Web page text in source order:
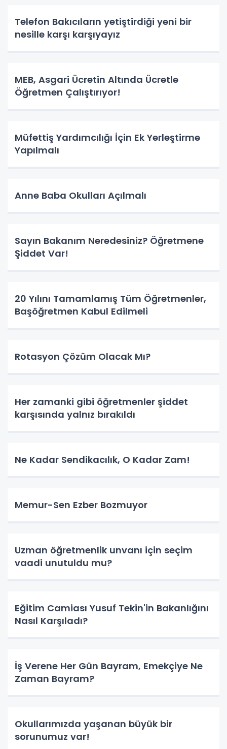
Telefon Bakıcıların yetiştirdiği yeni bir
nesille karşı karşıyayız
MEB, Asgari Ücretin Altında Ücretle
Öğretmen Çalıştırıyor!
Müfettiş Yardımcılığı İçin Ek Yerleştirme
Yapılmalı
Anne Baba Okulları Açılmalı
Sayın Bakanım Neredesiniz? Öğretmene
Şiddet Var!
20 Yılını Tamamlamış Tüm Öğretmenler,
Başöğretmen Kabul Edilmeli
Rotasyon Çözüm Olacak Mı?
Her zamanki gibi öğretmenler şiddet
karşısında yalnız bırakıldı
Ne Kadar Sendikacılık, O Kadar Zam!
Memur-Sen Ezber Bozmuyor
Uzman öğretmenlik unvanı için seçim
vaadi unutuldu mu?
Eğitim Camiası Yusuf Tekin'in Bakanlığını
Nasıl Karşıladı?
İş Verene Her Gün Bayram, Emekçiye Ne
Zaman Bayram?
Okullarımızda yaşanan büyük bir
sorunumuz var!